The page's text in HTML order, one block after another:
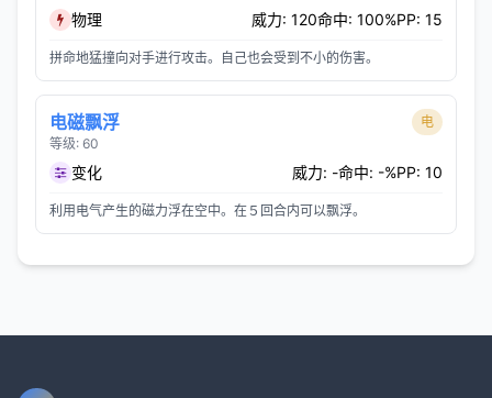
物理 威力: 120命中: 100%PP: 15
拼命地猛撞向对手进行攻击。自己也会受到不小的伤害。
电磁飘浮
等级: 60
电
变化 威力: -命中: -%PP: 10
利用电气产生的磁力浮在空中。在５回合内可以飘浮。